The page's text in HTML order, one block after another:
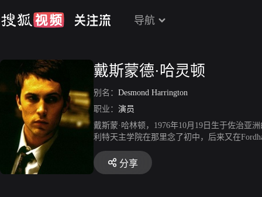
导航
戴斯蒙德·哈灵顿
别名： Desmond Harrington
职业： 演员
戴斯蒙·哈林顿，1976年10月19日生于佐治亚
利特天主学院在那里念了初中，后来又在
伙，尤其是对于一所规规矩矩的教会学校。
苦力做过园丁做过职业中介做过酒保，后来
了一个电视系列剧和情景喜剧演员。
分享